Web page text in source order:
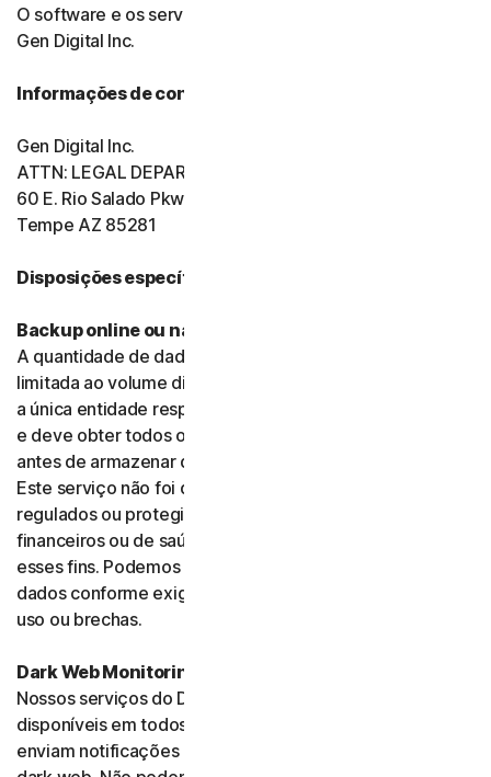
O software e os serviços são licenciados para você pela
Gen Digital Inc.
Informações de contato da Gen Digital
Gen Digital Inc.
ATTN: LEGAL DEPARTMENT
60 E. Rio Salado Pkwy, Ste 1000
Tempe AZ 85281
Disposições específicas do produto:
Backup online ou na nuvem
A quantidade de dados que você pode armazenar é
limitada ao volume disponibilizado no seu plano. Você é
a única entidade responsável pelos dados que armazena
e deve obter todos os consentimentos necessários
antes de armazenar dados pertencentes a terceiros.
Este serviço não foi desenvolvido para armazenar dados
regulados ou protegidos, como dados de serviços
financeiros ou de saúde, e não pode ser usado para
esses fins. Podemos monitorar, revisar, reter e revelar
dados conforme exigido pela lei ou para investigar mau
uso ou brechas.
Dark Web Monitoring
Nossos serviços do Dark Web Monitoring não estão
disponíveis em todos os países e apenas monitoram e
enviam notificações para você sobre informações na